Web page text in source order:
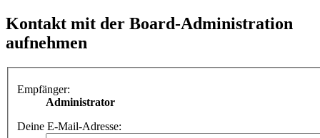
Kontakt mit der Board-Administration
aufnehmen
Empfänger:
Administrator
Deine E-Mail-Adresse: